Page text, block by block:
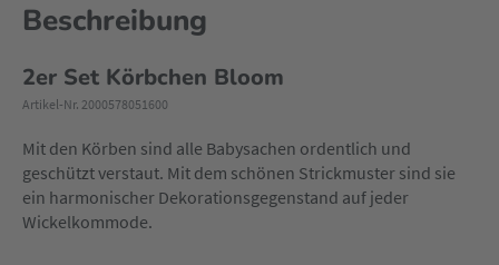
Beschreibung
2er Set Körbchen Bloom
Artikel-Nr. 2000578051600
Mit den Körben sind alle Babysachen ordentlich und
geschützt verstaut. Mit dem schönen Strickmuster sind sie
ein harmonischer Dekorationsgegenstand auf jeder
Wickelkommode.